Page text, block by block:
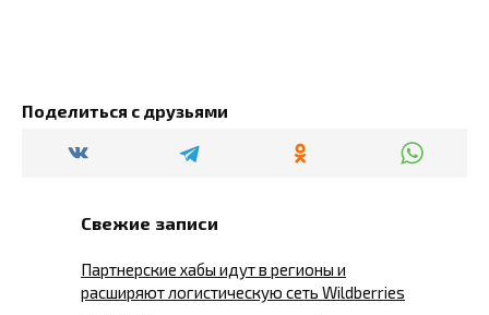
Поделиться с друзьями
Свежие записи
Партнерские хабы идут в регионы и
расширяют логистическую сеть Wildberries